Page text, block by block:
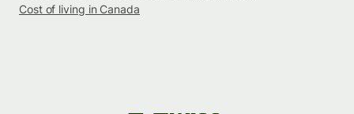
Cost of living in Canada